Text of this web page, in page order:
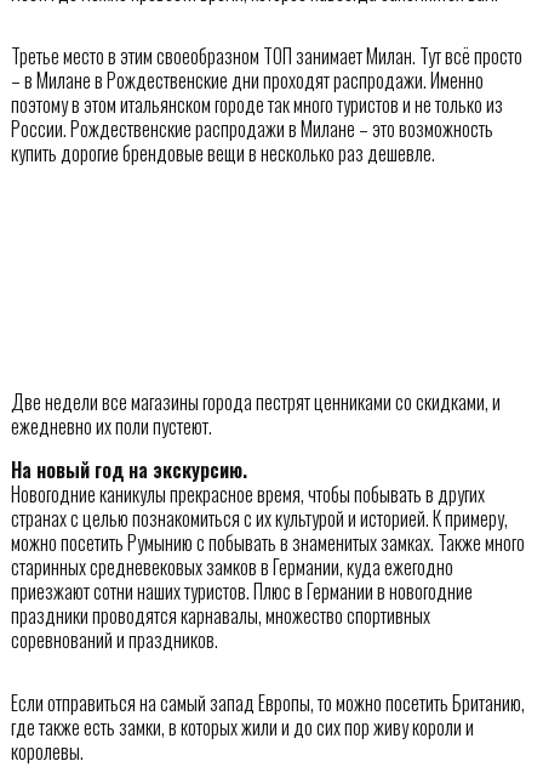
Третье место в этим своеобразном ТОП занимает Милан. Тут всё просто
– в Милане в Рождественские дни проходят распродажи. Именно
поэтому в этом итальянском городе так много туристов и не только из
России. Рождественские распродажи в Милане – это возможность
купить дорогие брендовые вещи в несколько раз дешевле.
Две недели все магазины города пестрят ценниками со скидками, и
ежедневно их поли пустеют.
На новый год на экскурсию.
Новогодние каникулы прекрасное время, чтобы побывать в других
странах с целью познакомиться с их культурой и историей. К примеру,
можно посетить Румынию с побывать в знаменитых замках. Также много
старинных средневековых замков в Германии, куда ежегодно
приезжают сотни наших туристов. Плюс в Германии в новогодние
праздники проводятся карнавалы, множество спортивных
соревнований и праздников.
Если отправиться на самый запад Европы, то можно посетить Британию,
где также есть замки, в которых жили и до сих пор живу короли и
королевы.